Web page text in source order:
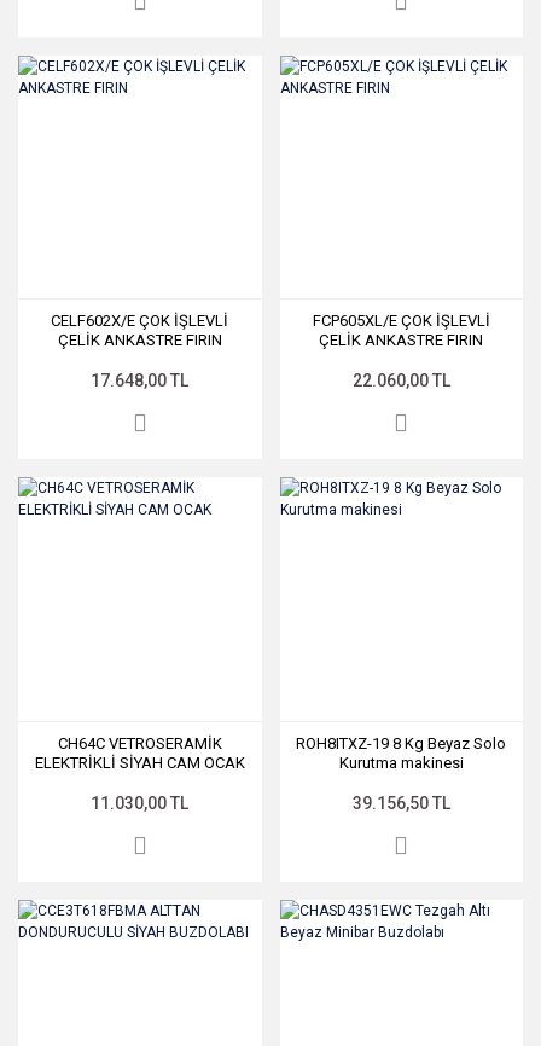
CELF602X/E ÇOK İŞLEVLİ
ÇELİK ANKASTRE FIRIN
17.648,00 TL
FCP605XL/E ÇOK İŞLEVLİ
ÇELİK ANKASTRE FIRIN
22.060,00 TL
CH64C VETROSERAMİK
ELEKTRİKLİ SİYAH CAM OCAK
11.030,00 TL
ROH8ITXZ-19 8 Kg Beyaz Solo
Kurutma makinesi
39.156,50 TL